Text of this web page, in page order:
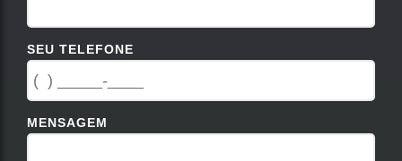
SEU TELEFONE
MENSAGEM